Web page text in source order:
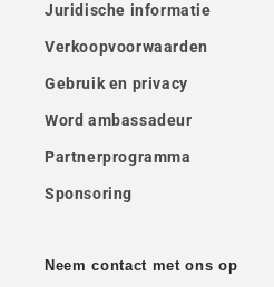
Juridische informatie
Verkoopvoorwaarden
Gebruik en privacy
Word ambassadeur
Partnerprogramma
Sponsoring
Neem contact met ons op